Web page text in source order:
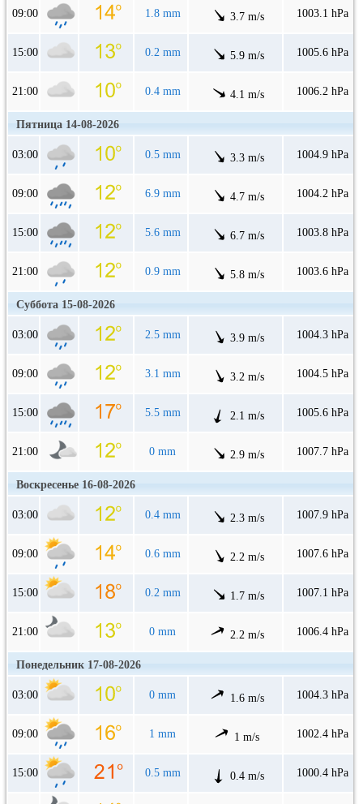
09:00 1.8 mm 3.7 m/s 1003.1 hPa
15:00 0.2 mm 5.9 m/s 1005.6 hPa
21:00 0.4 mm 4.1 m/s 1006.2 hPa
Пятница 14-08-2026
03:00 0.5 mm 3.3 m/s 1004.9 hPa
09:00 6.9 mm 4.7 m/s 1004.2 hPa
15:00 5.6 mm 6.7 m/s 1003.8 hPa
21:00 0.9 mm 5.8 m/s 1003.6 hPa
Суббота 15-08-2026
03:00 2.5 mm 3.9 m/s 1004.3 hPa
09:00 3.1 mm 3.2 m/s 1004.5 hPa
15:00 5.5 mm 2.1 m/s 1005.6 hPa
21:00 0 mm 2.9 m/s 1007.7 hPa
Воскресенье 16-08-2026
03:00 0.4 mm 2.3 m/s 1007.9 hPa
09:00 0.6 mm 2.2 m/s 1007.6 hPa
15:00 0.2 mm 1.7 m/s 1007.1 hPa
21:00 0 mm 2.2 m/s 1006.4 hPa
Понедельник 17-08-2026
03:00 0 mm 1.6 m/s 1004.3 hPa
09:00 1 mm 1 m/s 1002.4 hPa
15:00 0.5 mm 0.4 m/s 1000.4 hPa